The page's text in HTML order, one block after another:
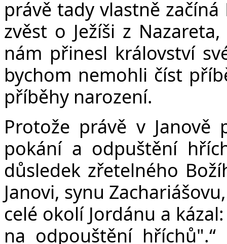
právě tady vlastně
zvěst o Ježíši z
nám přinesl království
bychom nemohli číst
příběhy narození.
Protože právě v Janově
pokání a odpuštění
důsledek zřetelného
Janovi, synu
celé okolí Jordánu a
na odpouštění